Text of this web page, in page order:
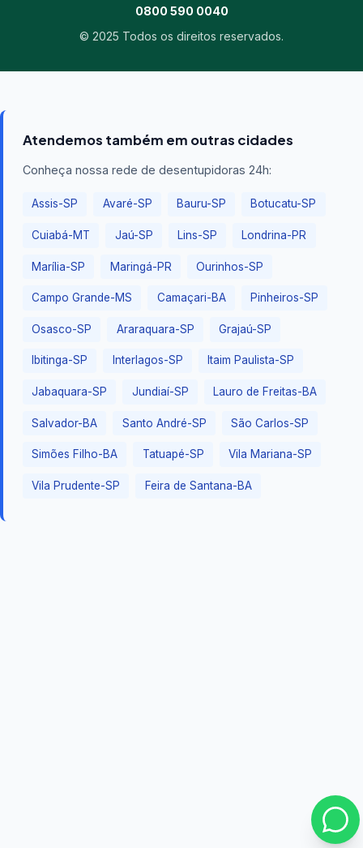
0800 590 0040
© 2025 Todos os direitos reservados.
Atendemos também em outras cidades
Conheça nossa rede de desentupidoras 24h:
Assis-SP Avaré-SP Bauru-SP Botucatu-SP
Cuiabá-MT Jaú-SP Lins-SP Londrina-PR
Marília-SP Maringá-PR Ourinhos-SP
Campo Grande-MS Camaçari-BA Pinheiros-SP
Osasco-SP Araraquara-SP Grajaú-SP
Ibitinga-SP Interlagos-SP Itaim Paulista-SP
Jabaquara-SP Jundiaí-SP Lauro de Freitas-BA
Salvador-BA Santo André-SP São Carlos-SP
Simões Filho-BA Tatuapé-SP Vila Mariana-SP
Vila Prudente-SP Feira de Santana-BA